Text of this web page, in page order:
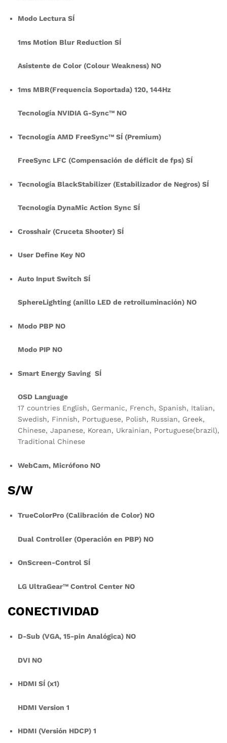
Modo Lectura SÍ
1ms Motion Blur Reduction SÍ
Asistente de Color (Colour Weakness) NO
1ms MBR(Frequencia Soportada) 120, 144Hz
Tecnología NVIDIA G-Sync™ NO
Tecnología AMD FreeSync™ SÍ (Premium)
FreeSync LFC (Compensación de déficit de fps) SÍ
Tecnología BlackStabilizer (Estabilizador de Negros) SÍ
Tecnología DynaMic Action Sync SÍ
Crosshair (Cruceta Shooter) SÍ
User Define Key NO
Auto Input Switch SÍ
SphereLighting (anillo LED de retroiluminación) NO
Modo PBP NO
Modo PIP NO
Smart Energy Saving SÍ
OSD Language
17 countries English, Germanic, French, Spanish, Italian,
Swedish, Finnish, Portuguese, Polish, Russian, Greek,
Chinese, Japanese, Korean, Ukrainian, Portuguese(brazil),
Traditional Chinese
WebCam, Micrófono NO
S/W
TrueColorPro (Calibración de Color) NO
Dual Controller (Operación en PBP) NO
OnScreen-Control SÍ
LG UltraGear™ Control Center NO
CONECTIVIDAD
D-Sub (VGA, 15-pin Analógica) NO
DVI NO
HDMI SÍ (x1)
HDMI Version 1
HDMI (Versión HDCP) 1